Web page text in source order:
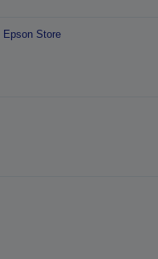
Epson Store